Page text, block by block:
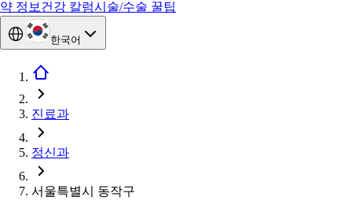
약 정보 건강 칼럼시술/수술 꿀팁
한국어
진료과
정신과
서울특별시 동작구